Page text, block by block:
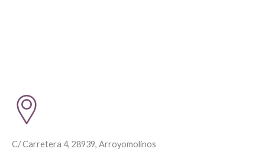
C/ Carretera 4, 28939, Arroyomolinos